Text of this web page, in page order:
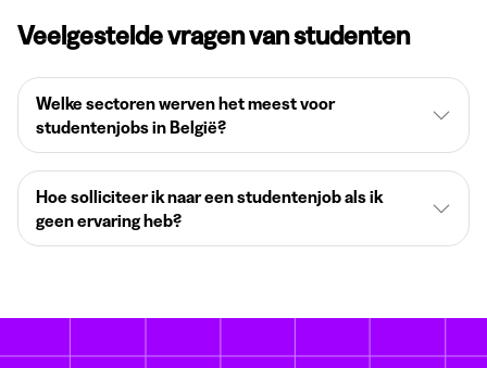
Veelgestelde vragen van studenten
Welke sectoren werven het meest voor
studentenjobs in België?
Hoe solliciteer ik naar een studentenjob als ik
geen ervaring heb?